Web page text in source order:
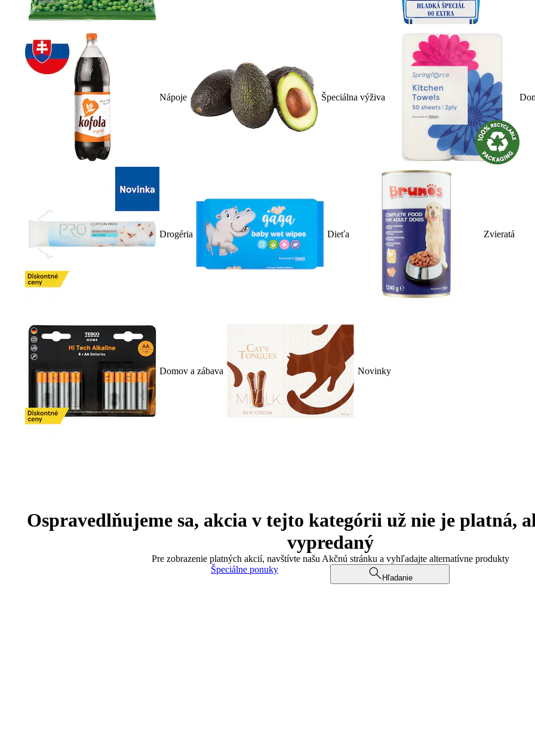
Nápoje Špeciálna výživa
Drogéria Dieťa Zvieratá
Domov a zábava Novinky
Ospravedlňujeme sa, akcia v tejto kategórii už nie je platná,
vypredaný
Pre zobrazenie platných akcií, navštívte našu Akčnú stránku a vyhľadajte alternatívne produkty
Špeciálne ponuky
Hľadanie